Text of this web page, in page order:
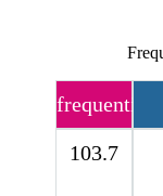
frequentie
103.7